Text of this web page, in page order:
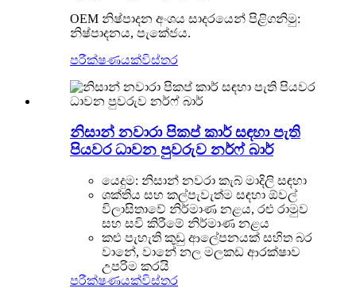
OEM නිෂ්පාදන අංශය සාදරයෙන් පිළිගනිමු:
නිෂ්පාදනය, පැකේජය.
පරීක්ෂණයක්විස්තර
නිසාන් නවාරා පිකප් කාර් සඳහා පැති
පියවර ධාවන පුවරුව නර්ෆ් බාර්
යෙදුම: නිසාන් නවරා කැබ් මාදිලි සඳහා
ශක්තිය සහ කල්පැවැත්ම සඳහා ඕවල්
විලාසිතාවේ නිර්මාණ නළය, රළු රාමුව
සහ සවි කිරීමේ නිර්මාණ නළය
කළු පැහැති කුඩු ආලේපනයක් සහිත බර
වානේ, වානේ නල මලකඩ ආරක්ෂාව
උපරිම කරයි
පරීක්ෂණයක්විස්තර